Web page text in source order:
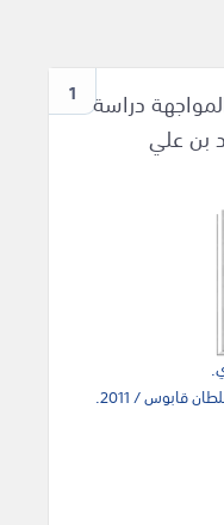
1 دراسة
بن علي
قابوس / 2011.